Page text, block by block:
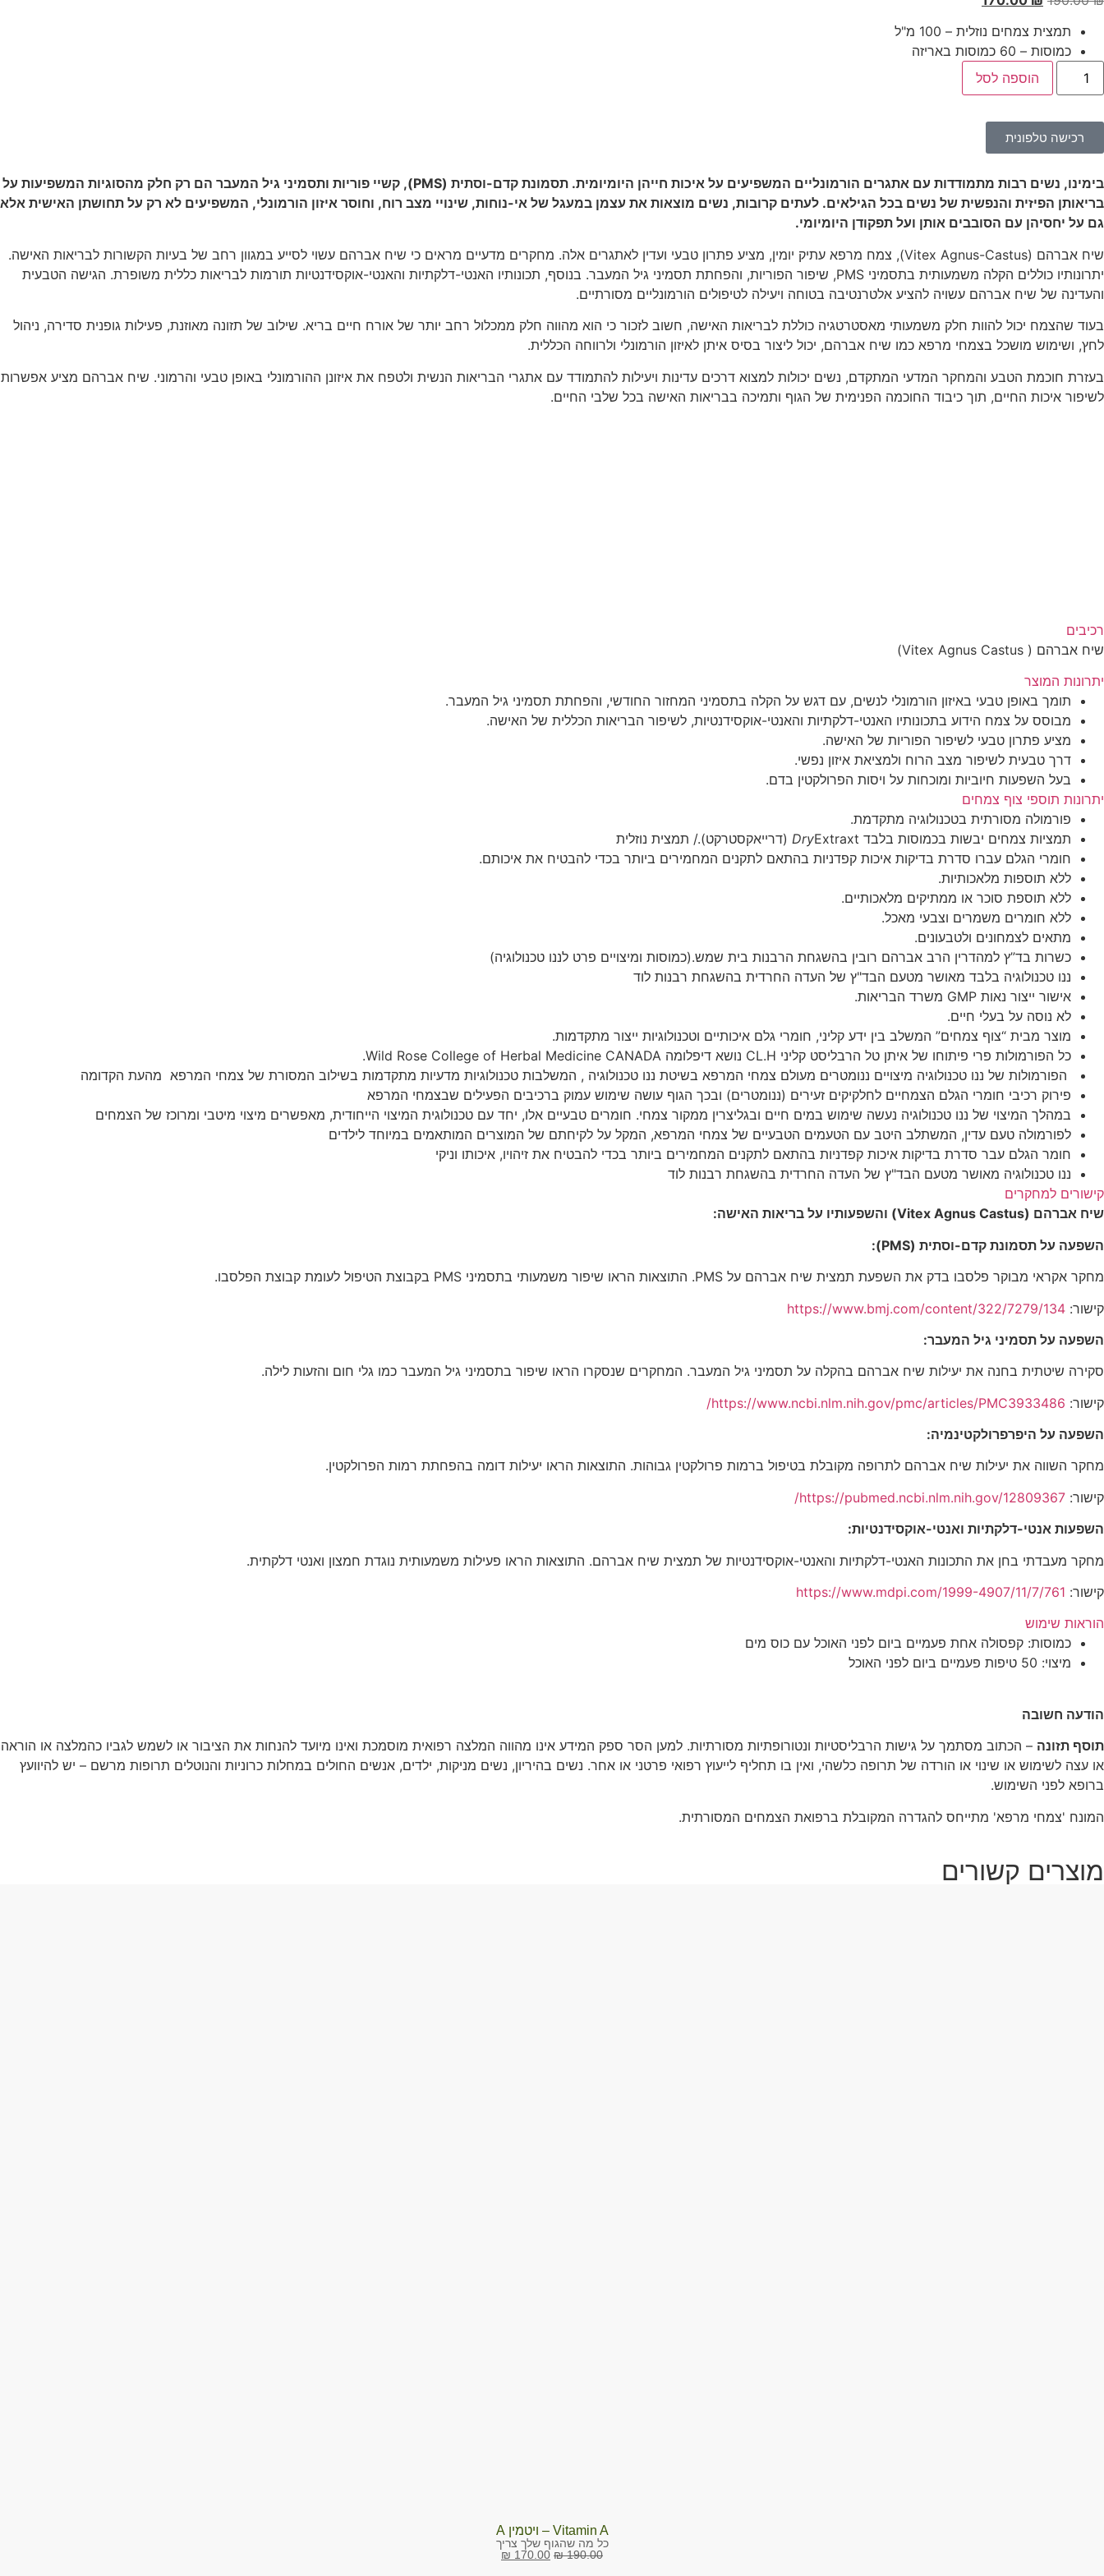
תמצית צמחים נוזלית – 100 מ"ל
כמוסות – 60 כמוסות באריזה
הוספה לסל
רכישה טלפונית
בימינו, נשים רבות מתמודדות עם אתגרים הורמונליים המשפיעים על איכות חייהן היומיומית. תסמונת קדם-וסתית (PMS), קשיי פוריות ותסמיני גיל המעבר הם רק חלק מהסוגיות המשפיעות על
בריאותן הפיזית והנפשית של נשים בכל הגילאים. לעתים קרובות, נשים מוצאות את עצמן במעגל של אי-נוחות, שינויי מצב רוח, וחוסר איזון הורמונלי, המשפיעים לא רק על תחושתן האישית אלא
גם על יחסיהן עם הסובבים אותן ועל תפקודן היומיומי.
שיח אברהם (Vitex Agnus-Castus), צמח מרפא עתיק יומין, מציע פתרון טבעי ועדין לאתגרים אלה. מחקרים מדעיים מראים כי שיח אברהם עשוי לסייע במגוון רחב של בעיות הקשורות לבריאות האישה.
יתרונותיו כוללים הקלה משמעותית בתסמיני PMS, שיפור הפוריות, והפחתת תסמיני גיל המעבר. בנוסף, תכונותיו האנטי-דלקתיות והאנטי-אוקסידנטיות תורמות לבריאות כללית משופרת. הגישה הטבעית
והעדינה של שיח אברהם עשויה להציע אלטרנטיבה בטוחה ויעילה לטיפולים הורמונליים מסורתיים.
בעוד שהצמח יכול להוות חלק משמעותי מאסטרטגיה כוללת לבריאות האישה, חשוב לזכור כי הוא מהווה חלק ממכלול רחב יותר של אורח חיים בריא. שילוב של תזונה מאוזנת, פעילות גופנית סדירה, ניהול
לחץ, ושימוש מושכל בצמחי מרפא כמו שיח אברהם, יכול ליצור בסיס איתן לאיזון הורמונלי ולרווחה הכללית.
בעזרת חוכמת הטבע והמחקר המדעי המתקדם, נשים יכולות למצוא דרכים עדינות ויעילות להתמודד עם אתגרי הבריאות הנשית ולטפח את איזונן ההורמונלי באופן טבעי והרמוני. שיח אברהם מציע אפשרות
לשיפור איכות החיים, תוך כיבוד החוכמה הפנימית של הגוף ותמיכה בבריאות האישה בכל שלבי החיים.
רכיבים
שיח אברהם ( Vitex Agnus Castus)
יתרונות המוצר
תומך באופן טבעי באיזון הורמונלי לנשים, עם דגש על הקלה בתסמיני המחזור החודשי, והפחתת תסמיני גיל המעבר.
מבוסס על צמח הידוע בתכונותיו האנטי-דלקתיות והאנטי-אוקסידנטיות, לשיפור הבריאות הכללית של האישה.
מציע פתרון טבעי לשיפור הפוריות של האישה.
דרך טבעית לשיפור מצב הרוח ולמציאת איזון נפשי.
בעל השפעות חיוביות ומוכחות על ויסות הפרולקטין בדם.
יתרונות תוספי צוף צמחים
פורמולה מסורתית בטכנולוגיה מתקדמת.
תמציות צמחים יבשות בכמוסות בלבד
DryExtraxt (דרייאקסטרקט)./ תמצית נוזלית
חומרי הגלם עברו סדרת בדיקות איכות קפדניות בהתאם לתקנים המחמירים ביותר בכדי להבטיח את איכותם.
ללא תוספות מלאכותיות.
ללא תוספת סוכר או ממתיקים מלאכותיים.
ללא חומרים משמרים וצבעי מאכל.
מתאים לצמחונים ולטבעונים.
כשרות בד”ץ למהדרין הרב אברהם רובין בהשגחת הרבנות בית שמש.(כמוסות ומיצויים פרט לננו טכנולוגיה)
ננו טכנולוגיה בלבד מאושר מטעם הבד"ץ של העדה החרדית בהשגחת רבנות לוד
אישור ייצור נאות GMP משרד הבריאות.
לא נוסה על בעלי חיים.
מוצר מבית “צוף צמחים” המשלב בין ידע קליני, חומרי גלם איכותיים וטכנולוגיות ייצור מתקדמות.
כל הפורמולות פרי פיתוחו של איתן טל הרבליסט קליני CL.H נושא דיפלומה Wild Rose College of Herbal Medicine CANADA.
הפורמולות של ננו טכנולוגיה מיצויים ננומטרים מעולם צמחי המרפא בשיטת ננו טכנולוגיה , המשלבות טכנולוגיות מדעיות מתקדמות בשילוב המסורת של צמחי המרפא מהעת הקדומה
פירוק רכיבי חומרי הגלם הצמחיים לחלקיקים זעירים (ננומטרים) ובכך הגוף עושה שימוש עמוק ברכיבים הפעילים שבצמחי המרפא
במהלך המיצוי של ננו טכנולוגיה נעשה שימוש במים חיים ובגליצרין ממקור צמחי. חומרים טבעיים אלו, יחד עם טכנולוגית המיצוי הייחודית, מאפשרים מיצוי מיטבי ומרוכז של הצמחים
לפורמולה טעם עדין, המשתלב היטב עם הטעמים הטבעיים של צמחי המרפא, המקל על לקיחתם של המוצרים המותאמים במיוחד לילדים
חומר הגלם עבר סדרת בדיקות איכות קפדניות בהתאם לתקנים המחמירים ביותר בכדי להבטיח את זיהויו, איכותו וניקי
ננו טכנולוגיה מאושר מטעם הבד"ץ של העדה החרדית בהשגחת רבנות לוד
קישורים למחקרים
שיח אברהם (Vitex Agnus Castus) והשפעותיו על בריאות האישה:
השפעה על תסמונת קדם-וסתית (PMS
):
מחקר אקראי מבוקר פלסבו בדק את השפעת תמצית שיח אברהם על PMS. התוצאות הראו שיפור משמעותי בתסמיני PMS בקבוצת הטיפול לעומת קבוצת הפלסבו.
קישור: https://www.bmj.com/content/322/7279/134
השפעה על תסמיני גיל המעבר:
סקירה שיטתית בחנה את יעילות שיח אברהם בהקלה על תסמיני גיל המעבר. המחקרים שנסקרו הראו שיפור בתסמיני גיל המעבר כמו גלי חום והזעות לילה.
קישור: https://www.ncbi.nlm.nih.gov/pmc/articles/PMC3933486/
השפעה על היפרפרולקטינמיה:
מחקר השווה את יעילות שיח אברהם לתרופה מקובלת בטיפול ברמות פרולקטין גבוהות. התוצאות הראו יעילות דומה בהפחתת רמות הפרולקטין.
קישור: https://pubmed.ncbi.nlm.nih.gov/12809367/
השפעות אנטי-דלקתיות ואנטי-אוקסידנטיות:
מחקר מעבדתי בחן את התכונות האנטי-דלקתיות והאנטי-אוקסידנטיות של תמצית שיח אברהם. התוצאות הראו פעילות משמעותית נוגדת חמצון ואנטי דלקתית.
קישור: https://www.mdpi.com/1999-4907/11/7/761
הוראות שימוש
כמוסות: קפסולה אחת פעמיים ביום לפני האוכל עם כוס מים
מיצוי: 50 טיפות פעמיים ביום לפני האוכל
הודעה חשובה
תוסף תזונה – הכתוב מסתמך על גישות הרבליסטיות ונטורופתיות מסורתיות. למען הסר ספק המידע אינו מהווה המלצה רפואית מוסמכת ואינו מיועד להנחות את הציבור או לשמש לגביו כהמלצה או הוראה
או עצה לשימוש או שינוי או הורדה של תרופה כלשהי, ואין בו תחליף לייעוץ רפואי פרטני או אחר. נשים בהיריון, נשים מניקות, ילדים, אנשים החולים במחלות כרוניות והנוטלים תרופות מרשם – יש להיוועץ
ברופא לפני השימוש.
המונח 'צמחי מרפא' מתייחס להגדרה המקובלת ברפואת הצמחים המסורתית.
מוצרים קשורים
Vitamin A – ויטמין A
כל מה שהגוף שלך צריך
190.00
₪
170.00
₪